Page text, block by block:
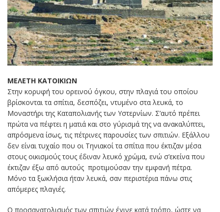
ΜΕΛΕΤΗ ΚΑΤΟΙΚΙΩΝ
Στην κορυφή του ορεινού όγκου, στην πλαγιά του οποίου
βρίσκονται τα σπίτια, δεσπόζει, ντυμένο στα λευκά, το
Μοναστήρι της Καταπολιανής των Υστερνίων. Σ’αυτό πρέπει
πρώτα να πέφτει η ματιά και στο γύρισμά της να ανακαλύπτει,
απρόσμενα ίσως, τις πέτρινες παρουσίες των σπιτιών. Εξάλλου
δεν είναι τυχαίο που οι Τηνιακοί τα σπίτια που έκτιζαν μέσα
στους οικισμούς τους έδιναν λευκό χρώμα, ενώ σ’εκείνα που
έκτιζαν έξω από αυτούς προτιμούσαν την εμφανή πέτρα.
Μόνο τα ξωκλήσια ήταν λευκά, σαν περιστέρια πάνω στις
απόμερες πλαγιές.
Ο προσανατολισμός των σπιτιών έγινε κατά τρόπο, ώστε να